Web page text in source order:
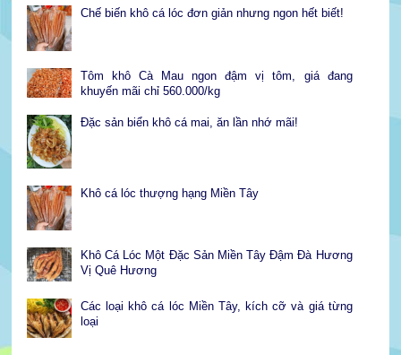
Chế biến khô cá lóc đơn giản nhưng ngon hết biết!
Tôm khô Cà Mau ngon đậm vị tôm, giá đang
khuyến mãi chỉ 560.000/kg
Đặc sản biển khô cá mai, ăn lần nhớ mãi!
Khô cá lóc thượng hạng Miền Tây
Khô Cá Lóc Một Đặc Sản Miền Tây Đậm Đà Hương
Vị Quê Hương
Các loại khô cá lóc Miền Tây, kích cỡ và giá từng
loại